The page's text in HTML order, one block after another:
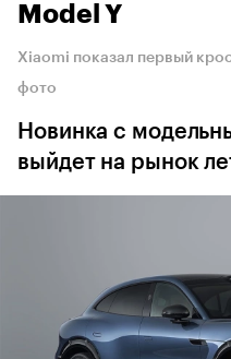
Model Y
Xiaomi показал первый
фото
Новинка с
выйдет на рынок